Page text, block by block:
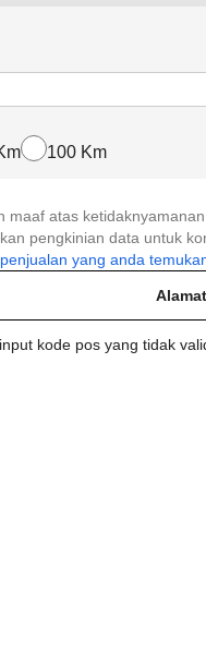
100 Km
maaf atas
pengkinian data untuk
yang anda
kode pos yang tidak